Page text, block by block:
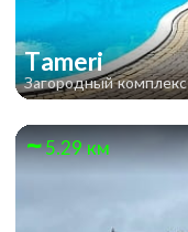
Tameri
Загородный комплекс
5.29 км